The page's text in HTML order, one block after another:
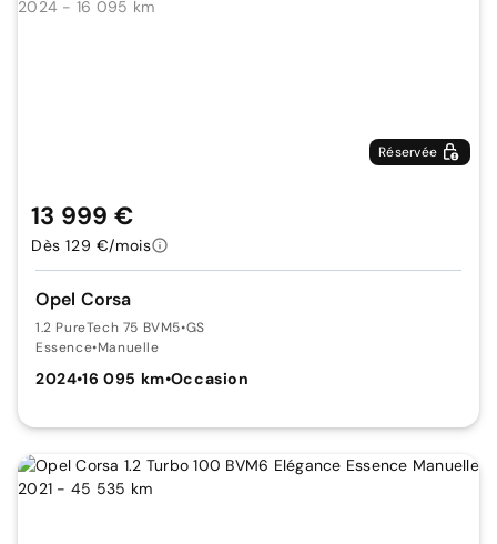
Réservée
Opel Corsa
1.2 PureTech 75 BVM5•GS
Essence•Manuelle
2024•16 095 km•Occasion
13 999 €
Dès 129 €/mois